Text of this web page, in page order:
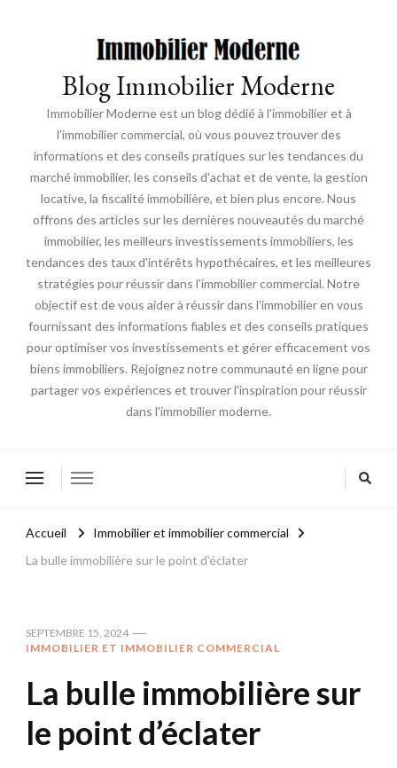
Blog Immobilier Moderne
Immobilier Moderne est un blog dédié à l'immobilier et à
l'immobilier commercial, où vous pouvez trouver des
informations et des conseils pratiques sur les tendances du
marché immobilier, les conseils d'achat et de vente, la gestion
locative, la fiscalité immobilière, et bien plus encore. Nous
offrons des articles sur les dernières nouveautés du marché
immobilier, les meilleurs investissements immobiliers, les
tendances des taux d'intérêts hypothécaires, et les meilleures
stratégies pour réussir dans l'immobilier commercial. Notre
objectif est de vous aider à réussir dans l'immobilier en vous
fournissant des informations fiables et des conseils pratiques
pour optimiser vos investissements et gérer efficacement vos
biens immobiliers. Rejoignez notre communauté en ligne pour
partager vos expériences et trouver l'inspiration pour réussir
dans l'immobilier moderne.
Accueil
Immobilier et immobilier commercial
La bulle immobilière sur le point d’éclater
SEPTEMBRE 15, 2024
IMMOBILIER ET IMMOBILIER COMMERCIAL
La bulle immobilière sur
le point d’éclater